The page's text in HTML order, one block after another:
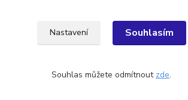
Nastavení Souhlasím
Souhlas můžete odmítnout zde.